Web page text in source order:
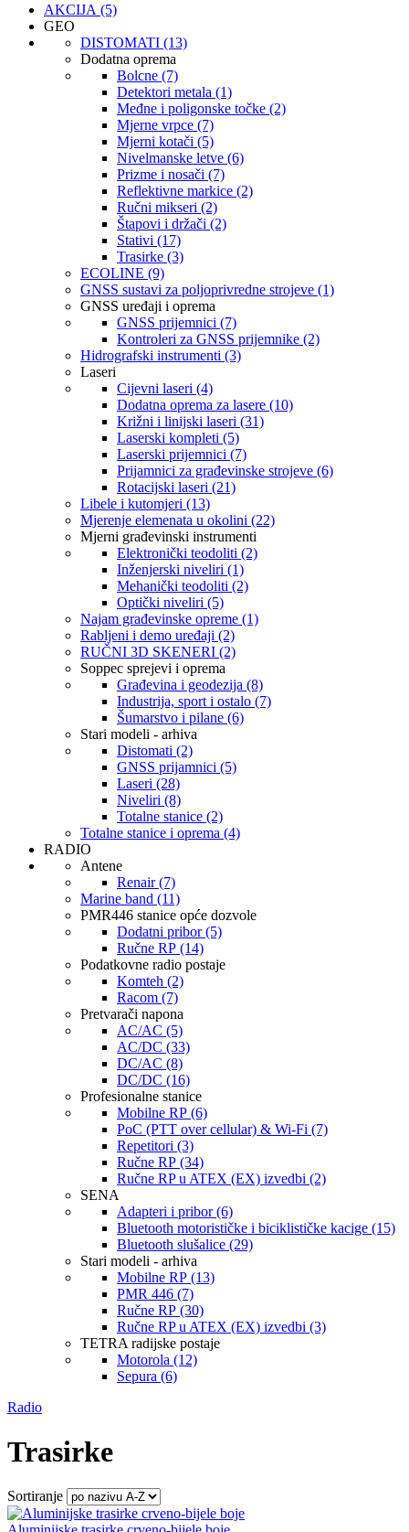
AKCIJA (5)
GEO
DISTOMATI (13)
Dodatna oprema
Bolcne (7)
Detektori metala (1)
Međne i poligonske točke (2)
Mjerne vrpce (7)
Mjerni kotači (5)
Nivelmanske letve (6)
Prizme i nosači (7)
Reflektivne markice (2)
Ručni mikseri (2)
Štapovi i držači (2)
Stativi (17)
Trasirke (3)
ECOLINE (9)
GNSS sustavi za poljoprivredne strojeve (1)
GNSS uređaji i oprema
GNSS prijemnici (7)
Kontroleri za GNSS prijemnike (2)
Hidrografski instrumenti (3)
Laseri
Cijevni laseri (4)
Dodatna oprema za lasere (10)
Križni i linijski laseri (31)
Laserski kompleti (5)
Laserski prijemnici (7)
Prijamnici za građevinske strojeve (6)
Rotacijski laseri (21)
Libele i kutomjeri (13)
Mjerenje elemenata u okolini (22)
Mjerni građevinski instrumenti
Elektronički teodoliti (2)
Inženjerski niveliri (1)
Mehanički teodoliti (2)
Optički niveliri (5)
Najam građevinske opreme (1)
Rabljeni i demo uređaji (2)
RUČNI 3D SKENERI (2)
Soppec sprejevi i oprema
Građevina i geodezija (8)
Industrija, sport i ostalo (7)
Šumarstvo i pilane (6)
Stari modeli - arhiva
Distomati (2)
GNSS prijamnici (5)
Laseri (28)
Niveliri (8)
Totalne stanice (2)
Totalne stanice i oprema (4)
RADIO
Antene
Renair (7)
Marine band (11)
PMR446 stanice opće dozvole
Dodatni pribor (5)
Ručne RP (14)
Podatkovne radio postaje
Komteh (2)
Racom (7)
Pretvarači napona
AC/AC (5)
AC/DC (33)
DC/AC (8)
DC/DC (16)
Profesionalne stanice
Mobilne RP (6)
PoC (PTT over cellular) & Wi-Fi (7)
Repetitori (3)
Ručne RP (34)
Ručne RP u ATEX (EX) izvedbi (2)
SENA
Adapteri i pribor (6)
Bluetooth motorističke i biciklističke kacige (15)
Bluetooth slušalice (29)
Stari modeli - arhiva
Mobilne RP (13)
PMR 446 (7)
Ručne RP (30)
Ručne RP u ATEX (EX) izvedbi (3)
TETRA radijske postaje
Motorola (12)
Sepura (6)
Radio
Trasirke
Sortiranje